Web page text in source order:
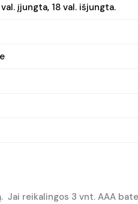
įjungta, 18 val. išjungta.
reikalingos 3 vnt. AAA